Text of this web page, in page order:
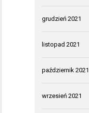
grudzień 2021
listopad 2021
październik 2021
wrzesień 2021